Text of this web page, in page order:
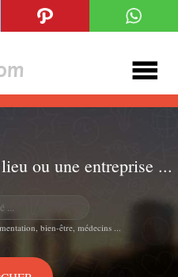
ou une entreprise ...
bien-être, médecins ...